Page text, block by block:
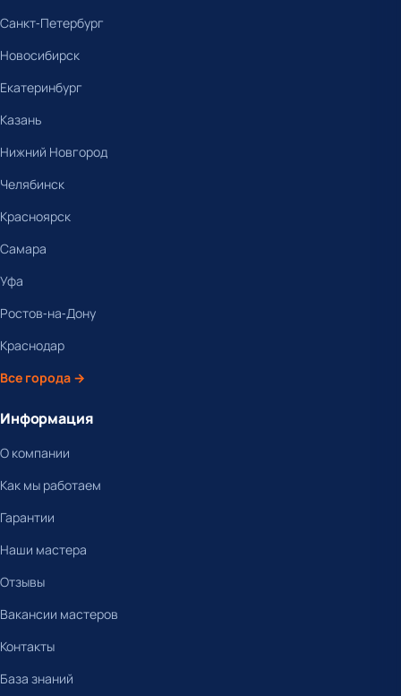
Санкт-Петербург
Новосибирск
Екатеринбург
Казань
Нижний Новгород
Челябинск
Красноярск
Самара
Уфа
Ростов-на-Дону
Краснодар
Все города →
Информация
О компании
Как мы работаем
Гарантии
Наши мастера
Отзывы
Вакансии мастеров
Контакты
База знаний